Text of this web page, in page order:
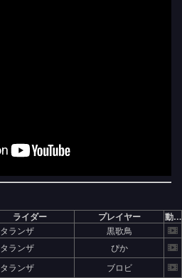
ライダー プレイヤー 動画
タランザ
黒歌鳥
タランザ
ぴか
タランザ ブロビ